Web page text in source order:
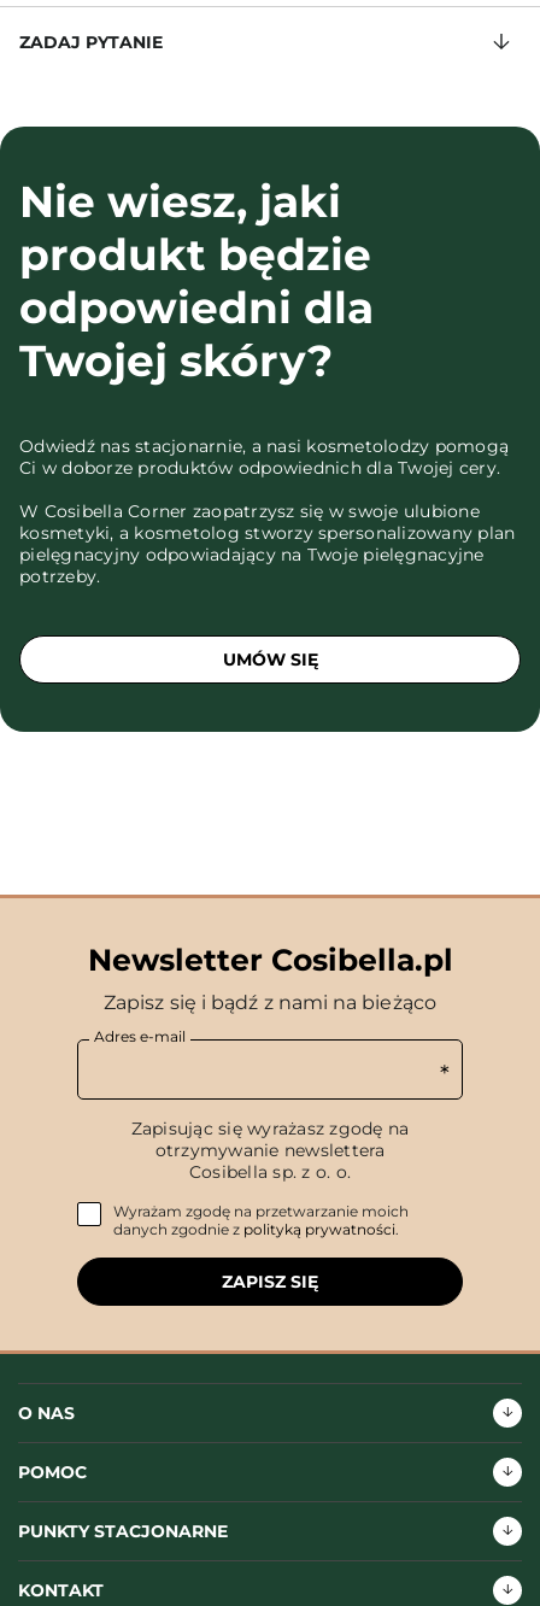
ZADAJ PYTANIE
Nie wiesz, jaki
produkt będzie
odpowiedni dla
Twojej skóry?
Odwiedź nas stacjonarnie, a nasi kosmetolodzy pomogą
Ci w doborze produktów odpowiednich dla Twojej cery.
W Cosibella Corner zaopatrzysz się w swoje ulubione
kosmetyki, a kosmetolog stworzy spersonalizowany plan
pielęgnacyjny odpowiadający na Twoje pielęgnacyjne
potrzeby.
UMÓW SIĘ
Newsletter Cosibella.pl
Zapisz się i bądź z nami na bieżąco
Adres e-mail
Zapisując się wyrażasz zgodę na
otrzymywanie newslettera
Cosibella sp. z o. o.
Wyrażam zgodę na przetwarzanie moich
danych zgodnie z polityką prywatności.
ZAPISZ SIĘ
O NAS
POMOC
PUNKTY STACJONARNE
KONTAKT